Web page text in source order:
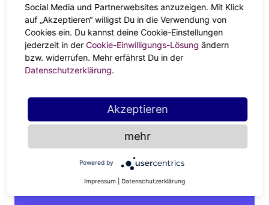
DEIN HOROSKOP
Jahreshoroskop Löwe
Social Media und Partnerwebsites anzuzeigen. Mit Klick
auf „Akzeptieren“ willigst Du in die Verwendung von
Cookies ein. Du kannst deine Cookie-Einstellungen
jederzeit in der Cookie-Einwilligungs-Lösung ändern
bzw. widerrufen. Mehr erfährst Du in der
Datenschutzerklärung.
Akzeptieren
mehr
Powered by
Impressum Datenschutzerklärung